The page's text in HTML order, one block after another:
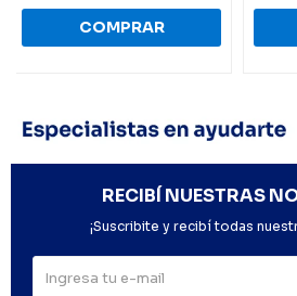
RECIBÍ NUESTRAS
¡Suscribite y recibí todas